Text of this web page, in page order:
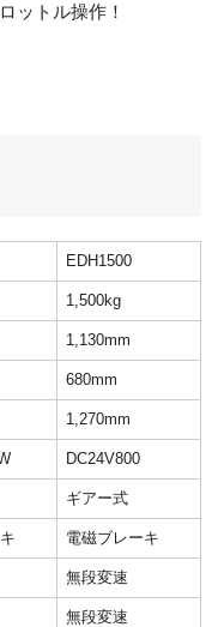
ットル操作！
EDH1500
1,500kg
1,130mm
680mm
1,270mm
DC24V800
ギアー式
電磁ブレーキ
無段変速
無段変速